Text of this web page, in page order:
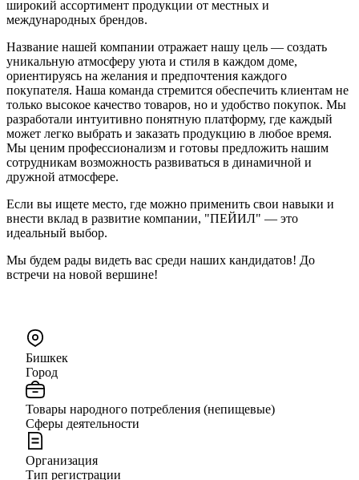
широкий ассортимент продукции от местных и
международных брендов.
Название нашей компании отражает нашу цель — создать
уникальную атмосферу уюта и стиля в каждом доме,
ориентируясь на желания и предпочтения каждого
покупателя. Наша команда стремится обеспечить клиентам не
только высокое качество товаров, но и удобство покупок. Мы
разработали интуитивно понятную платформу, где каждый
может легко выбрать и заказать продукцию в любое время.
Мы ценим профессионализм и готовы предложить нашим
сотрудникам возможность развиваться в динамичной и
дружной атмосфере.
Если вы ищете место, где можно применить свои навыки и
внести вклад в развитие компании, "ПЕЙИЛ" — это
идеальный выбор.
Мы будем рады видеть вас среди наших кандидатов! До
встречи на новой вершине!
Бишкек
Город
Товары народного потребления (непищевые)
Сферы деятельности
Организация
Тип регистрации